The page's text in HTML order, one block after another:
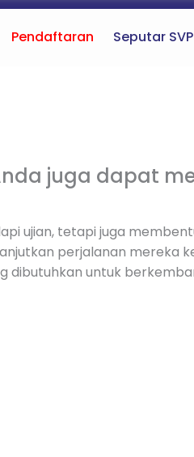
Pendaftaran Seputar SVP
juga dapat
ujian, tetapi juga
perjalanan mereka
untuk